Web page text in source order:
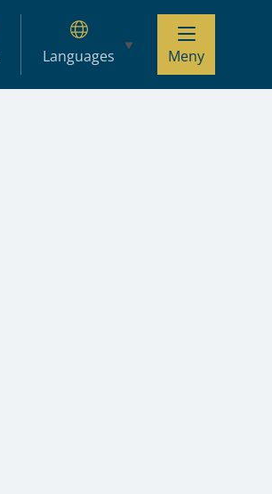
Languages Meny